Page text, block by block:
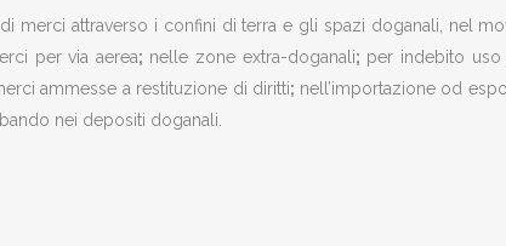
merci attraverso i confini di terra e gli spazi doganali, nel
per via aerea; nelle zone extra-doganali; per indebito
ammesse a restituzione di diritti; nell’importazione od
nei depositi doganali.